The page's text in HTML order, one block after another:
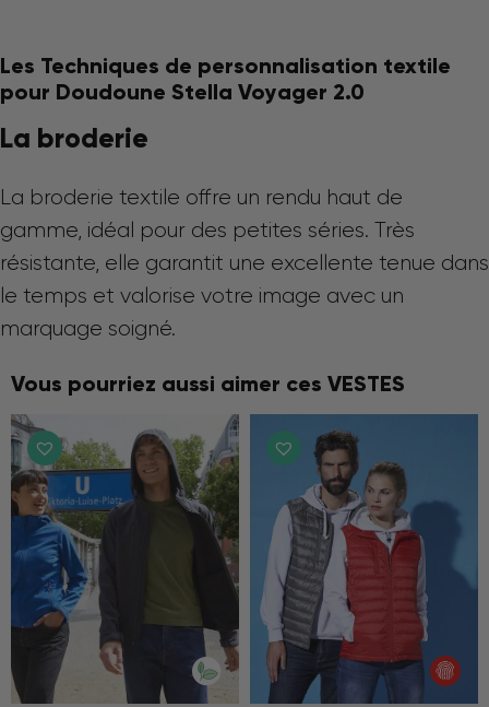
Les Techniques de personnalisation textile
pour Doudoune Stella Voyager 2.0
La broderie
La broderie textile offre un rendu haut de
gamme, idéal pour des petites séries. Très
résistante, elle garantit une excellente tenue dans
le temps et valorise votre image avec un
marquage soigné.
Vous pourriez aussi aimer ces VESTES